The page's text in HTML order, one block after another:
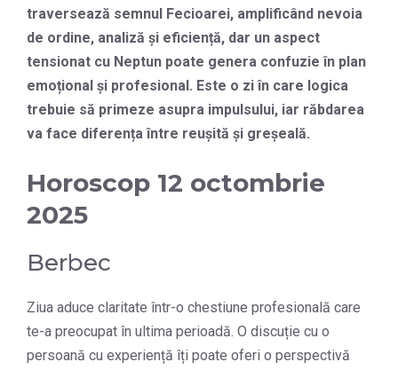
traversează semnul Fecioarei, amplificând nevoia
de ordine, analiză și eficiență, dar un aspect
tensionat cu Neptun poate genera confuzie în plan
emoțional și profesional. Este o zi în care logica
trebuie să primeze asupra impulsului, iar răbdarea
va face diferența între reușită și greșeală.
Horoscop 12 octombrie
2025
Berbec
Ziua aduce claritate într-o chestiune profesională care
te-a preocupat în ultima perioadă. O discuție cu o
persoană cu experiență îți poate oferi o perspectivă